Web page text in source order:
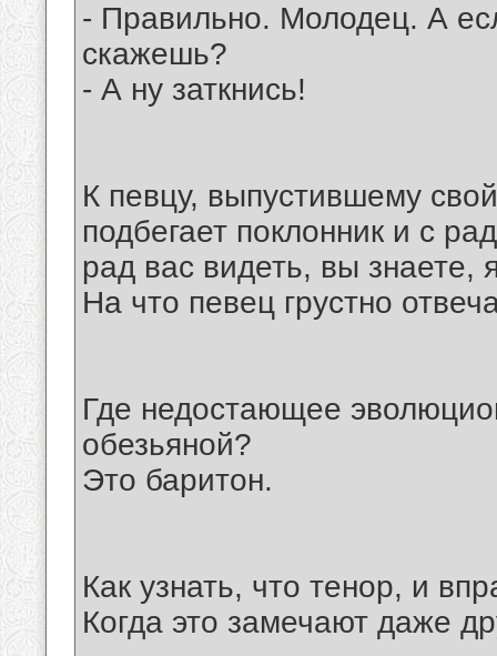
- Правильно. Молодец. А
скажешь?
- А ну заткнись!
К певцу, выпустившему
подбегает поклонник и с
рад вас видеть, вы знаете,
На что певец грустно
Где недостающее
обезьяной?
Это баритон.
Как узнать, что тенор, и
Когда это замечают даже